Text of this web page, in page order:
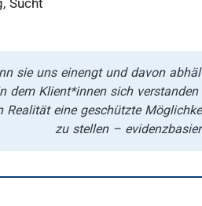
Sucht
sie uns einengt und davon
dem Klient*innen sich
eine geschützte
zu stellen –